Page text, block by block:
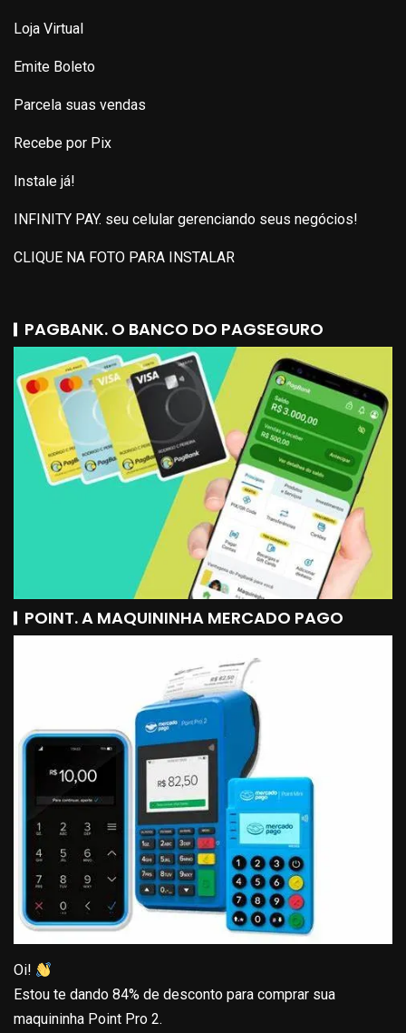
Loja Virtual
Emite Boleto
Parcela suas vendas
Recebe por Pix
Instale já!
INFINITY PAY. seu celular gerenciando seus negócios!
CLIQUE NA FOTO PARA INSTALAR
PAGBANK. O BANCO DO PAGSEGURO
POINT. A MAQUININHA MERCADO PAGO
Oi!
Estou te dando 84% de desconto para comprar sua
maquininha Point Pro 2.